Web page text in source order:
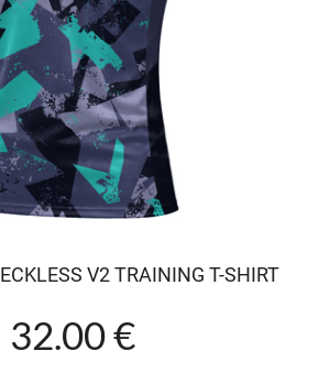
V2 TRAINING T-SHIRT
32.00 €